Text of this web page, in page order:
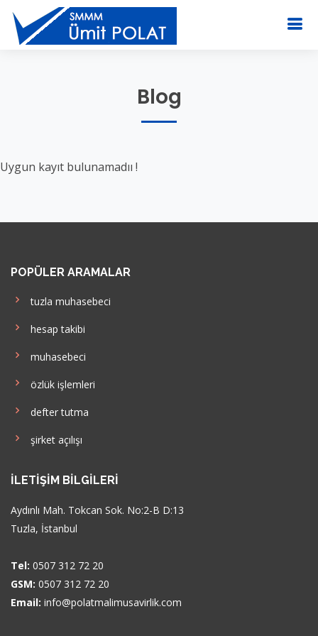
Blog
Uygun kayıt bulunamadıı !
POPÜLER ARAMALAR
tuzla muhasebeci
hesap takibi
muhasebeci
özlük işlemleri
defter tutma
şirket açılışı
İLETIŞIM BILGILERI
Aydınlı Mah. Tokcan Sok. No:2-B D:13
Tuzla, İstanbul
Tel: 0507 312 72 20
GSM: 0507 312 72 20
Email: info@polatmalimusavirlik.com